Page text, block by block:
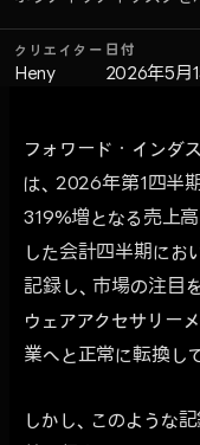
クリエイター
Heny
日付
2026年5月
フォワード・インダ
は、2026年第1四半
319%増となる売上
した会計四半期にお
記録し、市場の注目
ウェアアクセサリー
業へと正常に転換し
しかし、このような